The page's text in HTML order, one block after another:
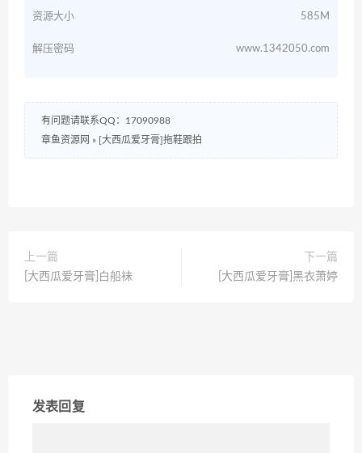
资源大小 585M
解压密码 www.1342050.com
有问题请联系QQ：17090988
章鱼资源网 » [大西瓜爱牙膏]拖鞋跟拍
上一篇
[大西瓜爱牙膏]白船袜
下一篇
[大西瓜爱牙膏]黑衣萧婷
发表回复